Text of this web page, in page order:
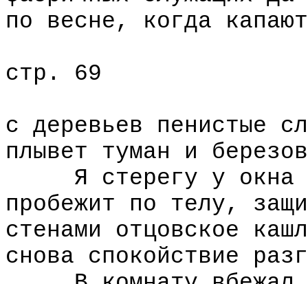
по весне, когда капают
стр. 69
с деревьев пенистые
плывет туман и
Я стерегу у окна
пробежит по телу,
стенами отцовское
снова спокойствие